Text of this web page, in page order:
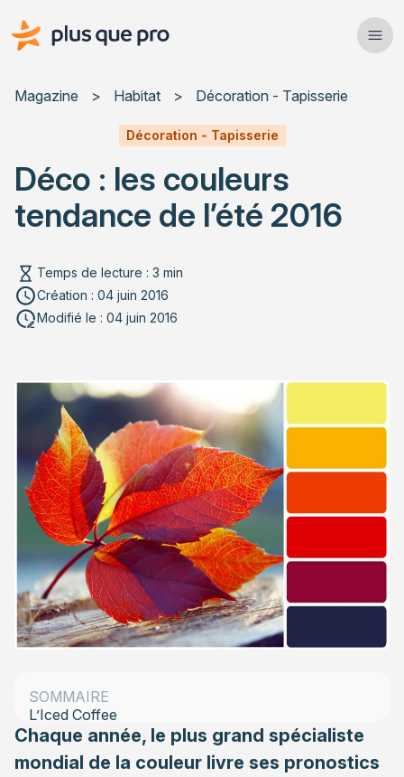
Plus que pro Mag'
Services
Actualités
Rechercher un article
Magazine > Habitat > Décoration - Tapisserie
Décoration - Tapisserie
Déco : les couleurs
tendance de l’été 2016
Temps de lecture : 3 min
Création : 04 juin 2016
Modifié le : 04 juin 2016
Chaque année, le plus grand spécialiste
mondial de la couleur livre ses pronostics
SOMMAIRE
Le Rose Quartz
Le Peach Echo
Le Serenity
Le Snorkel Blue
Le Buttercup
Le Limpet Shell
Le Lilac Grey
L’Iced Coffee
Le Green Flash